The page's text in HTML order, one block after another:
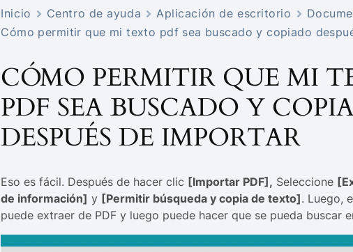
Inicio Centro de ayuda Aplicación de escritorio
Cómo permitir que mi texto pdf sea buscado y copiado
CÓMO PERMITIR QUE MI
PDF SEA BUSCADO Y
DESPUÉS DE IMPORTAR
Eso es fácil. Después de hacer clic [Importar PDF], Seleccione
de información] y [Permitir búsqueda y copia de texto]. Luego,
puede extraer de PDF y luego puede hacer que se pueda buscar